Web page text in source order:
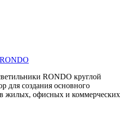
RONDO круглой
создания основного
жилых, офисных и коммерческих